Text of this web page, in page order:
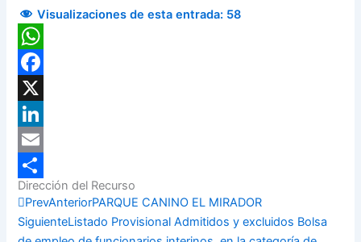
Visualizaciones de esta entrada: 58
WhatsApp
Facebook
X
LinkedIn
Email
Compartir
Dirección del Recurso
PrevAnteriorPARQUE CANINO EL MIRADOR
SiguienteListado Provisional Admitidos y excluidos Bolsa